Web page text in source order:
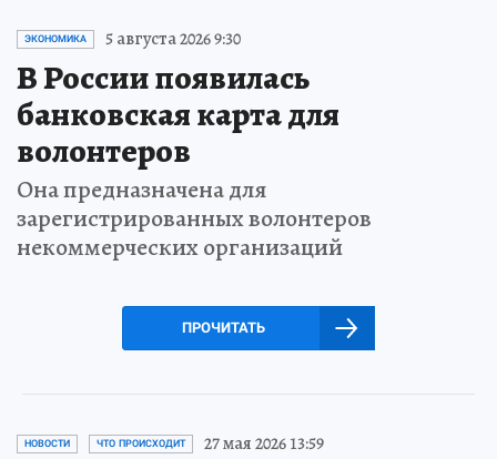
ЭКОНОМИКА 5 августа 2026 9:30
В России появилась
банковская карта для
волонтеров
Она предназначена для
зарегистрированных волонтеров
некоммерческих организаций
ПРОЧИТАТЬ
НОВОСТИ ЧТО ПРОИСХОДИТ 27 мая 2026 13:59